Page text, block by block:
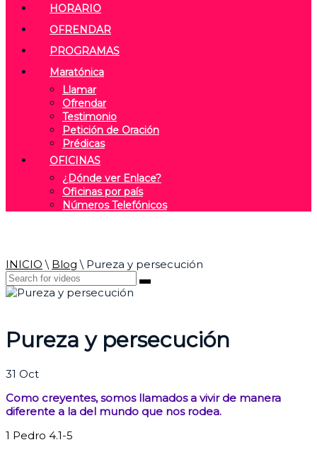
HORARIO
OFRENDAR
PROGRAMAS
Maratónica
Llamar
Ofrendar
Testimonio
Petición de Oración
Prédicas
OFICINAS
¿Dónde ver Enlace?
Oficinas por país
Números Telefónicos
INICIO \ Blog \ Pureza y persecución
Pureza y persecución
31 Oct
Como creyentes, somos llamados a vivir de manera
diferente a la del mundo que nos rodea.
1 Pedro 4.1-5